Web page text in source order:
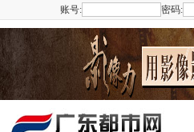
账号: 密码: